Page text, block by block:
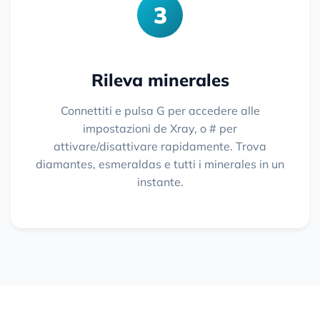
3
Rileva minerales
Connettiti e pulsa G per accedere alle
impostazioni de Xray, o # per
attivare/disattivare rapidamente. Trova
diamantes, esmeraldas e tutti i minerales in un
instante.